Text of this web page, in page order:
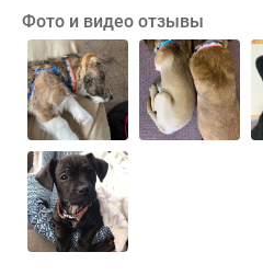
Фото и видео отзывы